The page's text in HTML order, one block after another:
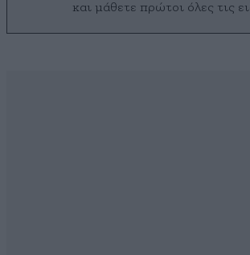
και μάθετε πρώτοι όλες τις